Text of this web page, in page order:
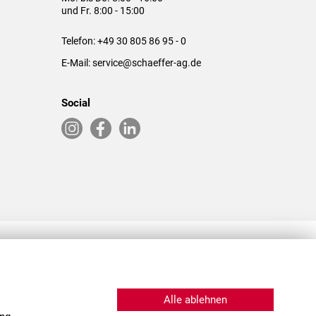
und Fr. 8:00 - 15:00
Telefon:+49 30 805 86 95 - 0
E-Mail:service@schaeffer-ag.de
Social
Alle ablehnen